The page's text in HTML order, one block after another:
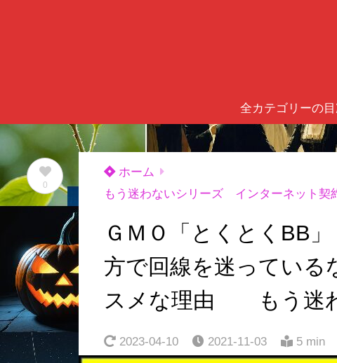
全カテゴリーの
0
ホーム
もう迷わないシリーズ インターネット
ＧＭＯ「とくとくBB
方で回線を迷っている
スメな理由 もう迷
2023-04-10 2021-11-03 5 min